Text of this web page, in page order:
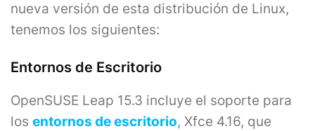
nueva versión de esta distribución de Linux,
tenemos los siguientes:
Entornos de Escritorio
OpenSUSE Leap 15.3 incluye el soporte para
los entornos de escritorio, Xfce 4.16, que